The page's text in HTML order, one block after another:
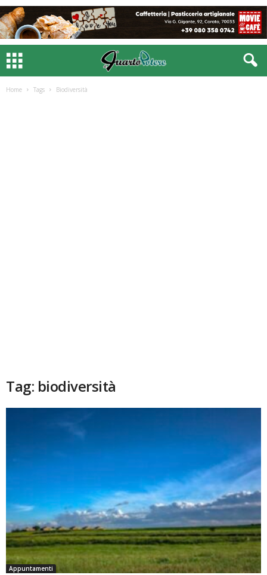
Home Tags Biodiversità
Tag: biodiversità
Appuntamenti